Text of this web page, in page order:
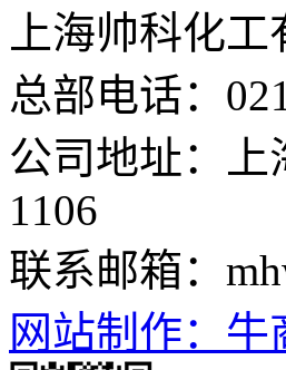
上海帅科化工
总部电话：
公司地址：上
1106
联系邮箱：
网站制作：牛